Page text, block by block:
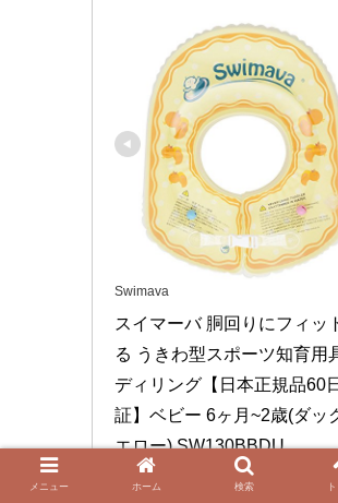
Swimava
スイマーバ 胴回りにフィッ
る うきわ型スポーツ知育用
ディリング【日本正規品60
証】ベビー 6ヶ月~2歳(ダッ
エロー) SW130BBDU
メニュー ホーム 検索